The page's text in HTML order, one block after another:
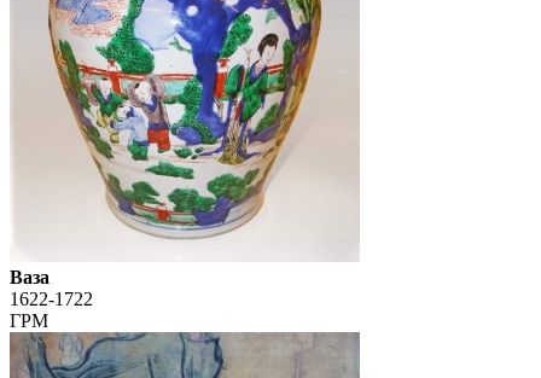
Ваза
1622-1722
ГРМ